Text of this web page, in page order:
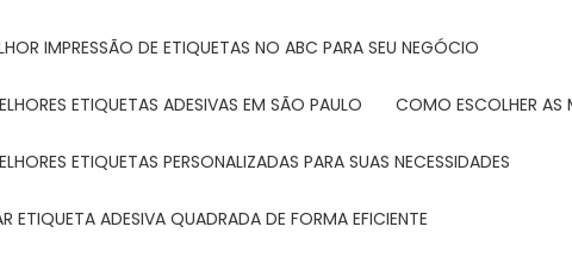
IMPRESSÃO DE ETIQUETAS NO ABC PARA SEU NEGÓCIO
ETIQUETAS ADESIVAS EM SÃO PAULO COMO ESCOLHER
ETIQUETAS PERSONALIZADAS PARA SUAS NECESSIDADES
ETIQUETA ADESIVA QUADRADA DE FORMA EFICIENTE